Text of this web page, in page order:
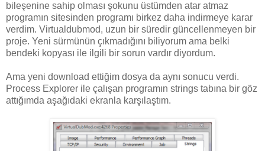
bileşenine sahip olması şokunu üstümden atar atmaz
programın sitesinden programı birkez daha indirmeye karar
verdim. Virtualdubmod, uzun bir süredir güncellenmeyen bir
proje. Yeni sürmünün çıkmadığını biliyorum ama belki
bendeki kopyası ile ilgili bir sorun vardır diyordum.
Ama yeni download ettiğim dosya da aynı sonucu verdi.
Process Explorer ile çalışan programın strings tabına bir göz
attığımda aşağıdaki ekranla karşılaştım.